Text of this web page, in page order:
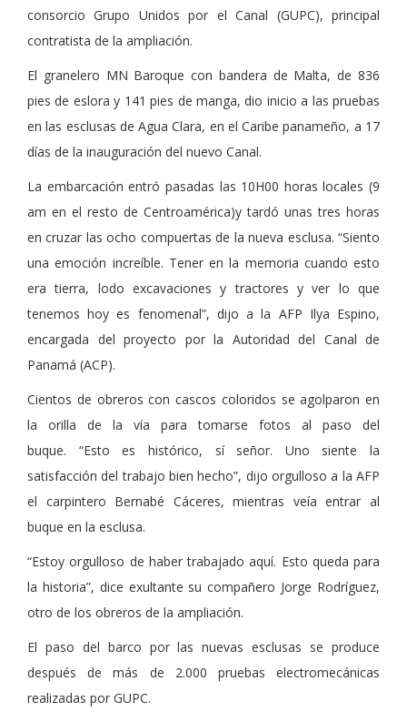
consorcio Grupo Unidos por el Canal (GUPC), principal
contratista de la ampliación.
El granelero MN Baroque con bandera de Malta, de 836
pies de eslora y 141 pies de manga, dio inicio a las pruebas
en las esclusas de Agua Clara, en el Caribe panameño, a 17
días de la inauguración del nuevo Canal.
La embarcación entró pasadas las 10H00 horas locales (9
am en el resto de Centroamérica)y tardó unas tres horas
en cruzar las ocho compuertas de la nueva esclusa. “Siento
una emoción increíble. Tener en la memoria cuando esto
era tierra, lodo excavaciones y tractores y ver lo que
tenemos hoy es fenomenal”, dijo a la AFP Ilya Espino,
encargada del proyecto por la Autoridad del Canal de
Panamá (ACP).
Cientos de obreros con cascos coloridos se agolparon en
la orilla de la vía para tomarse fotos al paso del
buque. “Esto es histórico, sí señor. Uno siente la
satisfacción del trabajo bien hecho”, dijo orgulloso a la AFP
el carpintero Bernabé Cáceres, mientras veía entrar al
buque en la esclusa.
“Estoy orgulloso de haber trabajado aquí. Esto queda para
la historia”, dice exultante su compañero Jorge Rodríguez,
otro de los obreros de la ampliación.
El paso del barco por las nuevas esclusas se produce
después de más de 2.000 pruebas electromecánicas
realizadas por GUPC.